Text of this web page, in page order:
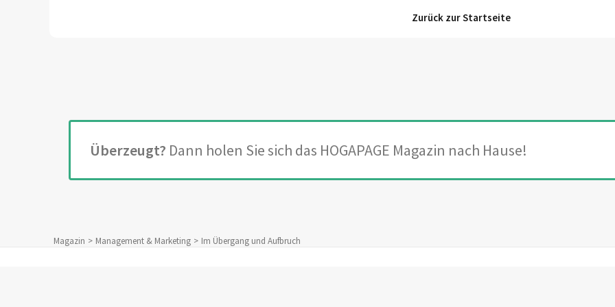
Zurück zur Startseite
Überzeugt? Dann holen Sie sich das HOGAPAGE Magazin nach Hause!
Magazin Management & Marketing Im Übergang und Aufbruch